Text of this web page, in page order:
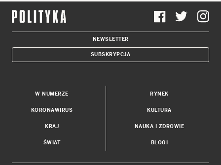
NEWSLETTER
SUBSKRYPCJA
W NUMERZE
KORONAWIRUS
KRAJ
ŚWIAT
RYNEK
KULTURA
NAUKA I ZDROWIE
BLOGI